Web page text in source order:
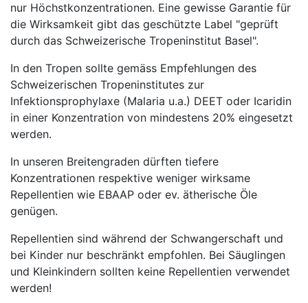
nur Höchstkonzentrationen. Eine gewisse Garantie für
die Wirksamkeit gibt das geschützte Label "geprüft
durch das Schweizerische Tropeninstitut Basel".
In den Tropen sollte gemäss Empfehlungen des
Schweizerischen Tropeninstitutes zur
Infektionsprophylaxe (Malaria u.a.) DEET oder Icaridin
in einer Konzentration von mindestens 20% eingesetzt
werden.
In unseren Breitengraden dürften tiefere
Konzentrationen respektive weniger wirksame
Repellentien wie EBAAP oder ev. ätherische Öle
genügen.
Repellentien sind während der Schwangerschaft und
bei Kinder nur beschränkt empfohlen. Bei Säuglingen
und Kleinkindern sollten keine Repellentien verwendet
werden!